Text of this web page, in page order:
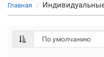
Главная